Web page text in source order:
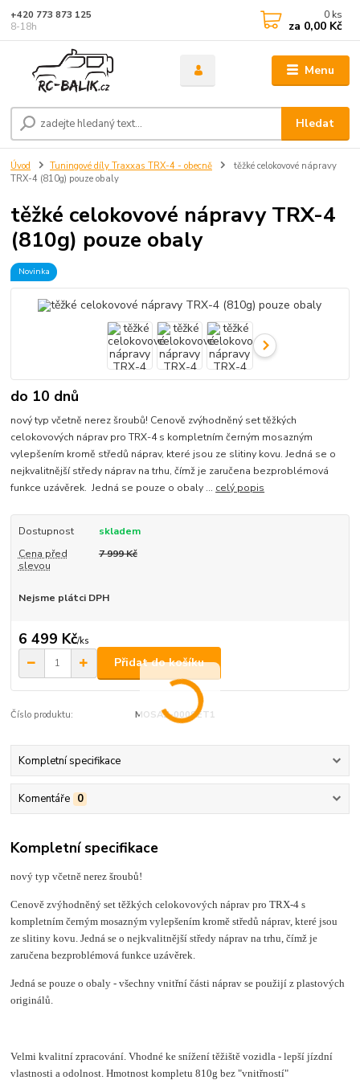
Menu
Hledat
+420 773 873 125
8-18h
0 ks
za 0,00 Kč
Úvod Tuningové díly Traxxas TRX-4 - obecně
těžké celokovové nápravy
TRX-4 (810g) pouze obaly
těžké celokovové nápravy TRX-4
(810g) pouze obaly
Novinka
do 10 dnů
nový typ včetně nerez šroubů! Cenově zvýhodněný set těžkých
celokovových náprav pro TRX-4 s kompletním černým mosazným
vylepšením kromě středů náprav, které jsou ze slitiny kovu. Jedná se o
nejkvalitnější středy náprav na trhu, čímž je zaručena bezproblémová
funkce uzávěrek. Jedná se pouze o obaly ... celý popis
Dostupnost
skladem
Cena před
slevou
7 999 Kč
Nejsme plátci DPH
6 499 Kč/ks
Přidat do košíku
Číslo produktu: MOSAZ-000SET1
Kompletní specifikace
Komentáře 0
Kompletní specifikace
nový typ včetně nerez šroubů!
Cenově zvýhodněný set těžkých celokovových náprav pro TRX-4 s
kompletním černým mosazným vylepšením kromě středů náprav, které jsou
ze slitiny kovu. Jedná se o nejkvalitnější středy náprav na trhu, čímž je
zaručena bezproblémová funkce uzávěrek.
Jedná se pouze o obaly - všechny vnitřní části náprav se použijí z plastových
originálů.
Velmi kvalitní zpracování. Vhodné ke snížení těžiště vozidla - lepší jízdní
vlastnosti a odolnost. Hmotnost kompletu 810g bez "vnitřností"